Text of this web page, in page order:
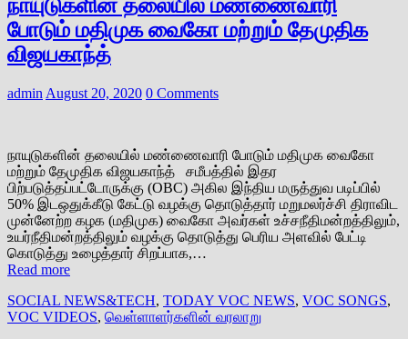
நாயுடுகளின் தலையில் மண்ணைவாரி
போடும் மதிமுக வைகோ மற்றும் தேமுதிக
விஜயகாந்த்
admin August 20, 2020 0 Comments
நாயுடுகளின் தலையில் மண்ணைவாரி போடும் மதிமுக வைகோ
மற்றும் தேமுதிக விஜயகாந்த் சமீபத்தில் இதர
பிற்படுத்தப்பட்டோருக்கு (OBC) அகில இந்திய மருத்துவ படிப்பில்
50% இடஒதுக்கீடு கேட்டு வழக்கு தொடுத்தார் மறுமலர்ச்சி திராவிட
முன்னேற்ற கழக (மதிமுக) வைகோ அவர்கள் உச்சநீதிமன்றத்திலும்,
உயர்நீதிமன்றத்திலும் வழக்கு தொடுத்து பெரிய அளவில் பேட்டி
கொடுத்து உழைத்தார் சிறப்பாக,…
Read more
SOCIAL NEWS&TECH, TODAY VOC NEWS, VOC SONGS,
VOC VIDEOS, வெள்ளாளர்களின் வரலாறு